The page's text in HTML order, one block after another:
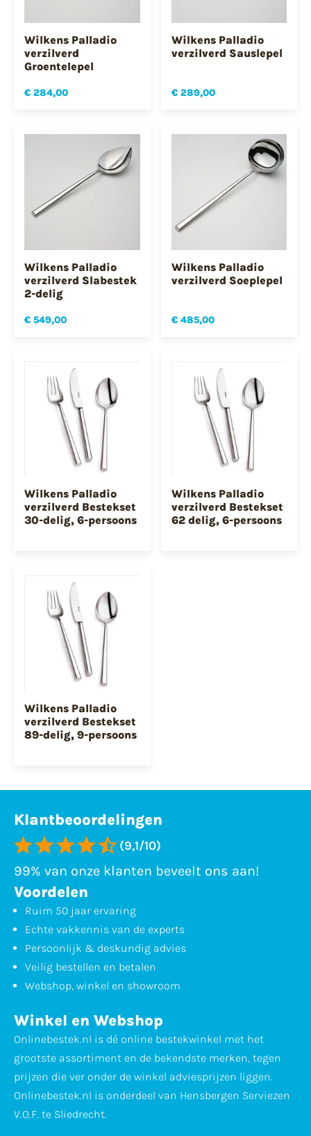
Wilkens Palladio
verzilverd
Groentelepel
€ 284,00
Wilkens Palladio
verzilverd Sauslepel
€ 289,00
Wilkens Palladio
verzilverd Slabestek
2-delig
€ 549,00
Wilkens Palladio
verzilverd Soeplepel
€ 485,00
Wilkens Palladio
verzilverd Bestekset
30-delig, 6-persoons
Wilkens Palladio
verzilverd Bestekset
62 delig, 6-persoons
Wilkens Palladio
verzilverd Bestekset
89-delig, 9-persoons
Klantbeoordelingen
(9,1/10)
99% van onze klanten beveelt ons aan!
Voordelen
Ruim 50 jaar ervaring
Echte vakkennis van de experts
Persoonlijk & deskundig advies
Veilig bestellen en betalen
Webshop, winkel en showroom
Winkel en Webshop
Onlinebestek.nl is dé online bestekwinkel met het
grootste assortiment en de bekendste merken, tegen
prijzen die ver onder de winkel adviesprijzen liggen.
Onlinebestek.nl is onderdeel van Hensbergen Serviezen
V.O.F. te Sliedrecht.